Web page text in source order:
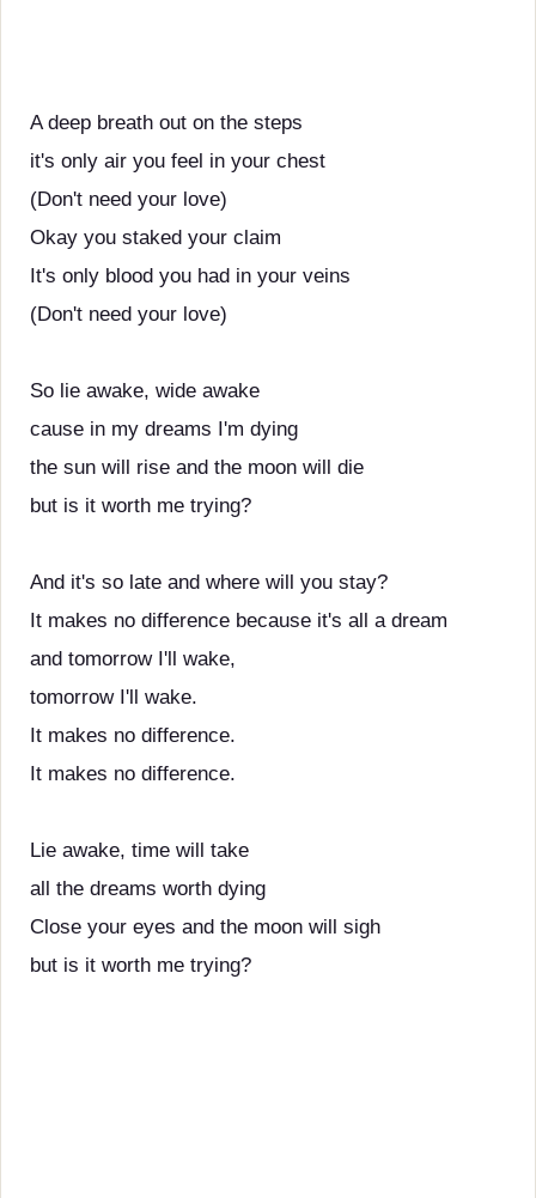
A deep breath out on the steps
it's only air you feel in your chest
(Don't need your love)
Okay you staked your claim
It's only blood you had in your veins
(Don't need your love)
So lie awake, wide awake
cause in my dreams I'm dying
the sun will rise and the moon will die
but is it worth me trying?
And it's so late and where will you stay?
It makes no difference because it's all a dream
and tomorrow I'll wake,
tomorrow I'll wake.
It makes no difference.
It makes no difference.
Lie awake, time will take
all the dreams worth dying
Close your eyes and the moon will sigh
but is it worth me trying?